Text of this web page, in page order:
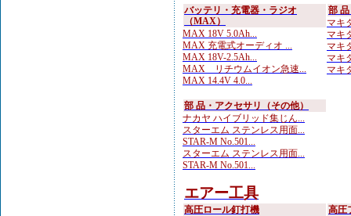
バッテリ・充電器・ラジオ
（MAX）
MAX 18V 5.0Ah...
MAX 充電式オーディオ ...
MAX 18V-2.5Ah...
MAX リチウムイオン急速...
MAX 14.4V 4.0...
部
マキ
マキ
マキ
マキ
マキ
部 品・アクセサリ（その他）
ナカヤ ハイブリッド集じん...
スターエム ステンレス用面...
STAR-M No.501...
スターエム ステンレス用面...
STAR-M No.501...
エアー工具
高圧ロール釘打機
高圧